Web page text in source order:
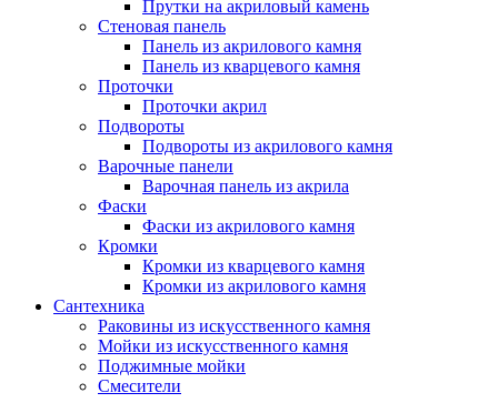
Прутки на акриловый камень
Стеновая панель
Панель из акрилового камня
Панель из кварцевого камня
Проточки
Проточки акрил
Подвороты
Подвороты из акрилового камня
Варочные панели
Варочная панель из акрила
Фаски
Фаски из акрилового камня
Кромки
Кромки из кварцевого камня
Кромки из акрилового камня
Сантехника
Раковины из искусственного камня
Мойки из искусственного камня
Поджимные мойки
Смесители